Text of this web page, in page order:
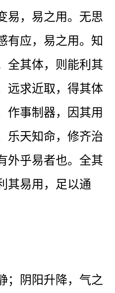
易，易之用。无思
有应，易之用。知
全其体，则能利其
远求近取，得其体
作事制器，因其用
乐天知命，修齐治
外乎易者也。全其
其易用，足以通
；阴阳升降，气之